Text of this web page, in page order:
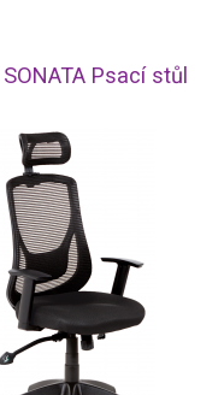
Psací stůl